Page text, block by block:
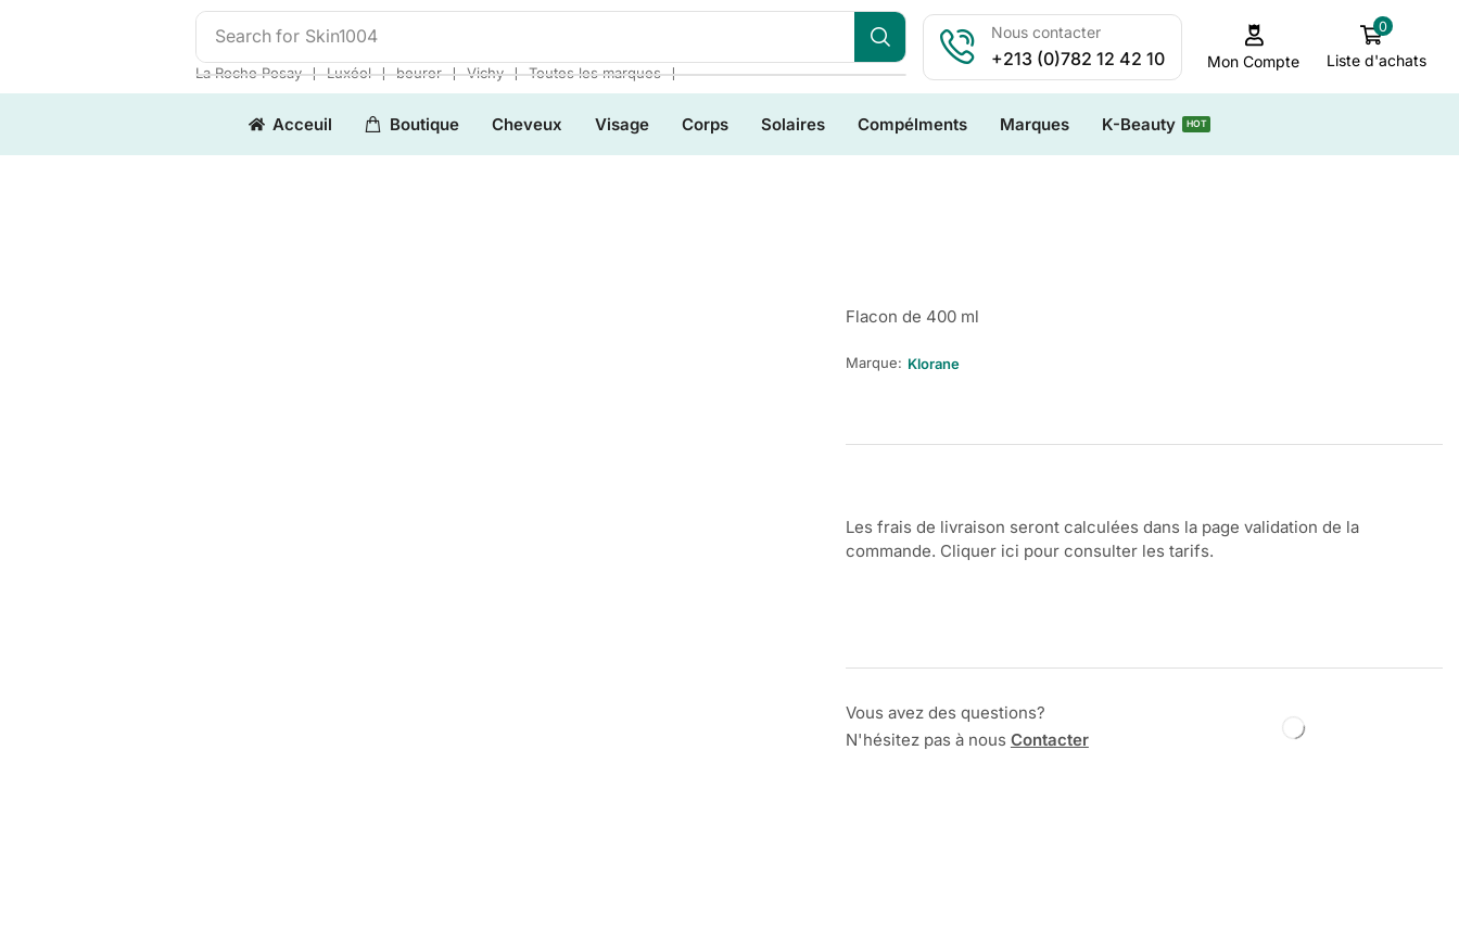
Search for Skin1004
La Roche Posay ❘ Luxéol ❘ beurer ❘ Vichy ❘ Toutes les marques ❘
Nous contacter
+213 (0)782 12 42 10 Mon Compte
0
Liste d'achats
Acceuil Boutique Cheveux Visage Corps Solaires Compélments Marques K-Beauty HOT
Flacon de 400 ml
Marque: Klorane
Les frais de livraison seront calculées dans la page validation de la
commande. Cliquer ici pour consulter les tarifs.
Vous avez des questions?
N'hésitez pas à nous Contacter